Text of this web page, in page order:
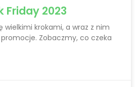
Friday 2023
wielkimi krokami, a wraz z nim
Zobaczmy, co czeka